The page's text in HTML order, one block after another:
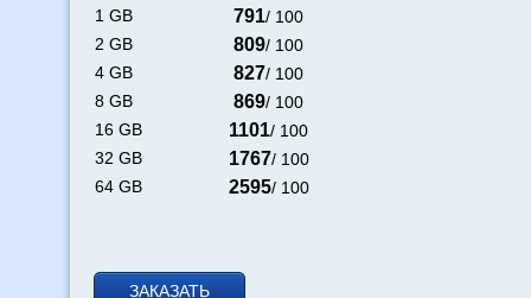
1 GB
791/ 100
2 GB
809/ 100
4 GB
827/ 100
8 GB
869/ 100
16 GB
1101/ 100
32 GB
1767/ 100
64 GB
2595/ 100
ЗАКАЗАТЬ